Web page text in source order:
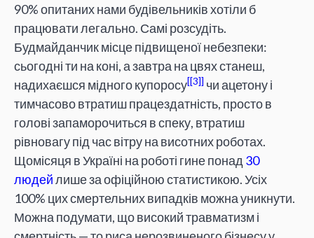
90% опитаних нами будівельників хотіли б
працювати легально. Самі розсудіть.
Будмайданчик місце підвищеної небезпеки:
сьогодні ти на коні, а завтра на цвях станеш,
надихаєшся мідного купоросу [3]
чи ацетону і
тимчасово втратиш працездатність, просто в
голові запаморочиться в спеку, втратиш
рівновагу під час вітру на висотних роботах.
Щомісяця в Україні на роботі гине понад 30
людейлише за офіційною статистикою. Усіх
100% цих смертельних випадків можна уникнути.
Можна подумати, що високий травматизм і